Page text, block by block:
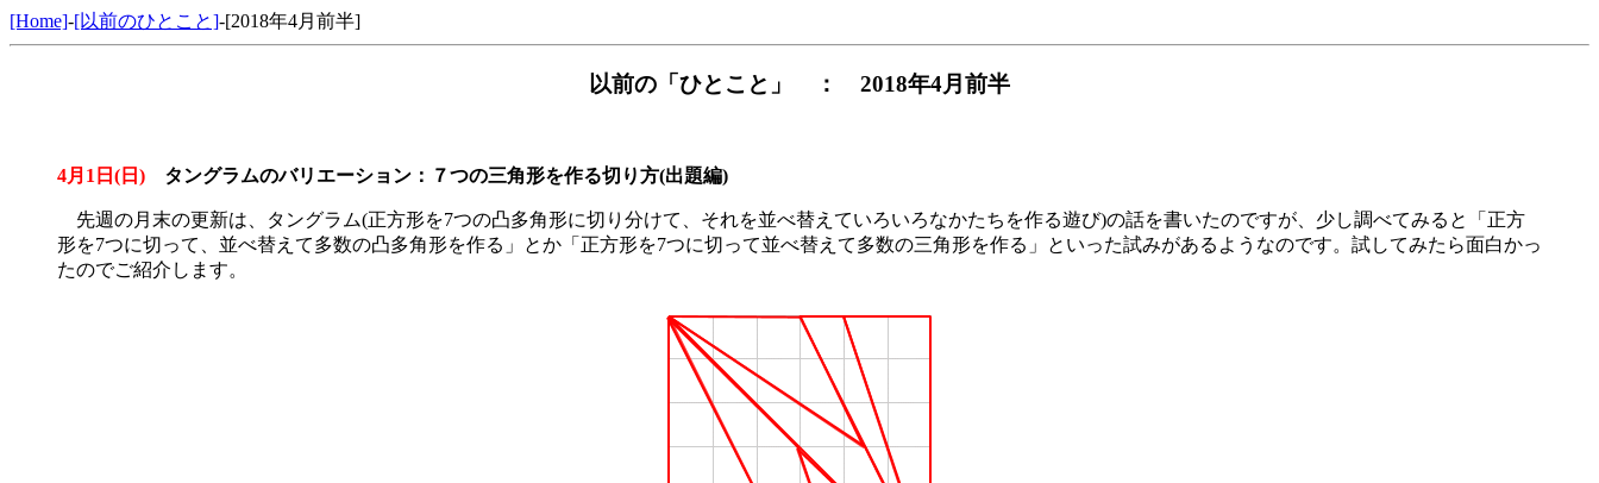
[Home]-[以前のひとこと]-[2018年4月前半]
以前の「ひとこと」 ： 2018年4月前半
4月1日(日) タングラムのバリエーション：７つの三角形を作る切り方(出題編)
先週の月末の更新は、タングラム(正方形を7つの凸多角形に切り分けて、それを並べ替えていろいろなかたちを作る遊び)の話を書いたのですが、少し調べてみると「正方
形を7つに切って、並べ替えて多数の凸多角形を作る」とか「正方形を7つに切って並べ替えて多数の三角形を作る」といった試みがあるようなのです。試してみたら面白かっ
たのでご紹介します。